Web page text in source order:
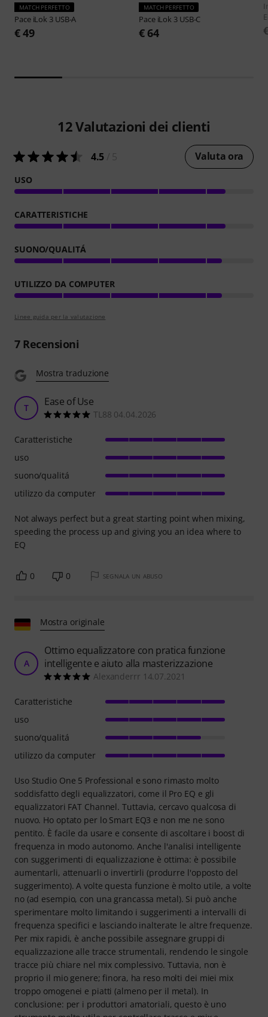
MATCH PERFETTO
Pace iLok 3 USB-A
€ 49
MATCH PERFETTO
Pace iLok 3 USB-C
€ 64
12Valutazioni dei clienti
4.5 Valuta ora
USO
CARATTERISTICHE
SUONO/QUALITÁ
UTILIZZO DA COMPUTER
Linee guida per la valutazione
7Recensioni
Mostra traduzione
T Ease of Use
TL88 04.04.2026
Not always perfect but a great starting point when mixing,
speeding the process up and giving you an idea where to
EQ
Caratteristiche
uso
suono/qualitá
utilizzo da computer
0 0 SEGNALA UN ABUSO
Mostra originale
A
Ottimo equalizzatore con pratica funzione
intelligente e aiuto alla masterizzazione
Alexanderrr 14.07.2021
Uso Studio One 5 Professional e sono rimasto molto
soddisfatto degli equalizzatori, come il Pro EQ e gli
equalizzatori FAT Channel. Tuttavia, cercavo qualcosa di
nuovo. Ho optato per lo Smart EQ3 e non me ne sono
pentito. È facile da usare e consente di ascoltare i boost di
frequenza in modo autonomo. Anche l'analisi intelligente
con suggerimenti di equalizzazione è ottima: è possibile
aumentarli, attenuarli o invertirli (produrre l'opposto del
suggerimento). A volte questa funzione è molto utile, a volte
no (ad esempio, con una grancassa metal). Si può anche
sperimentare molto limitando i suggerimenti a intervalli di
frequenza specifici e lasciando inalterate le altre frequenze.
Per mix rapidi, è anche possibile assegnare gruppi di
equalizzazione alle tracce strumentali, rendendo le singole
tracce più chiare nel mix complessivo. Tuttavia, non è
proprio il mio genere; finora, ha reso molti dei miei mix
troppo omogenei e piatti (almeno per il metal). In
conclusione: per i produttori amatoriali, questo è uno
Caratteristiche
uso
suono/qualitá
utilizzo da computer